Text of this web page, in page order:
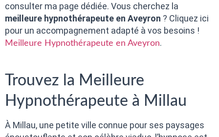
consulter ma page dédiée. Vous cherchez la
meilleure hypnothérapeute en Aveyron ? Cliquez ici
pour un accompagnement adapté à vos besoins !
Meilleure Hypnothérapeute en Aveyron.
Trouvez la Meilleure
Hypnothérapeute à Millau
À Millau, une petite ville connue pour ses paysages